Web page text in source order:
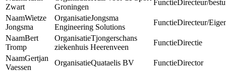
Zwart
Groningen
Directeur/
Wietze
Jongsma
Jongsma
Engineering Solutions
Directeur/
Bert
Tromp
Tjongerschans
ziekenhuis Heerenveen
Directie
Gertjan
Vaessen
Quataelis BV
Director